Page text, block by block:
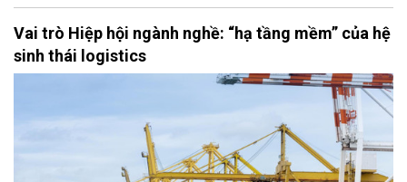
Vai trò Hiệp hội ngành nghề: “hạ tầng mềm” của hệ
sinh thái logistics